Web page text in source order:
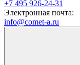
+7 495 926-24-31
Электронная почта:
info@comet-a.ru